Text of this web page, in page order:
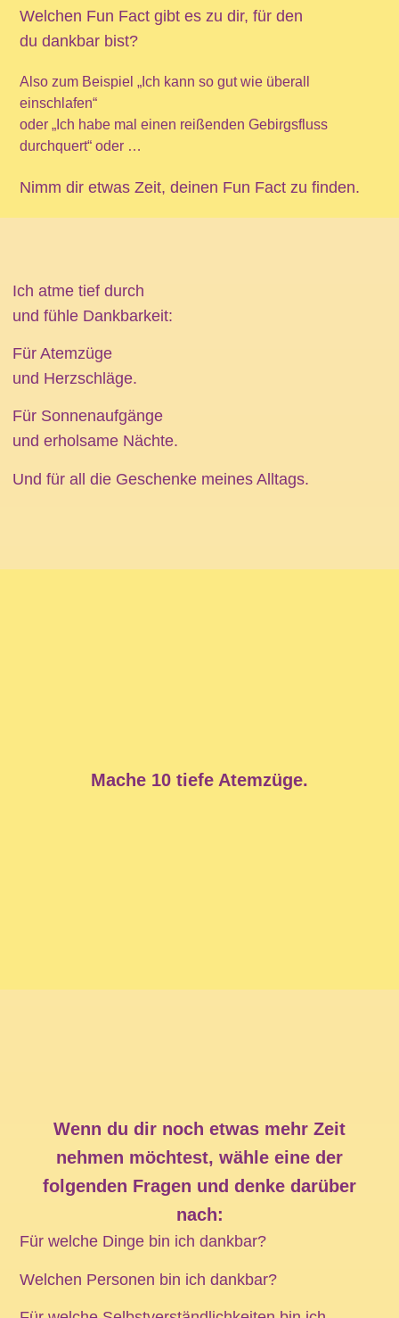
Welchen Fun Fact gibt es zu dir, für den
du dankbar bist?
Also zum Beispiel „Ich kann so gut wie überall
einschlafen“
oder „Ich habe mal einen reißenden Gebirgsfluss
durchquert“ oder …
Nimm dir etwas Zeit, deinen Fun Fact zu finden.
Ich atme tief durch
und fühle Dankbarkeit:
Für Atemzüge
und Herzschläge.
Für Sonnenaufgänge
und erholsame Nächte.
Und für all die Geschenke meines Alltags.
Mache 10 tiefe Atemzüge.
Wenn du dir noch etwas mehr Zeit
nehmen möchtest, wähle eine der
folgenden Fragen und denke darüber
nach:
Für welche Dinge bin ich dankbar?
Welchen Personen bin ich dankbar?